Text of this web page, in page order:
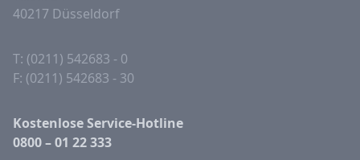
40217 Düsseldorf
T: (0211) 542683 - 0
F: (0211) 542683 - 30
Kostenlose Service-Hotline
0800 – 01 22 333